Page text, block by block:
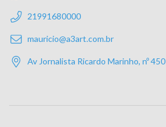
21991680000
mauricio@a3art.com.br
Av Jornalista Ricardo Marinho, nº 450